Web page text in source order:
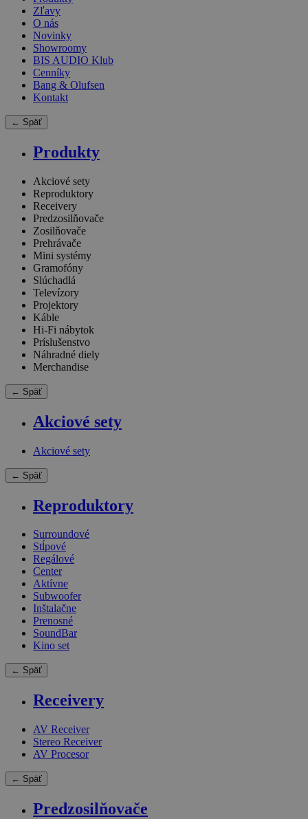
Zľavy
O nás
Novinky
Showroomy
BIS AUDIO Klub
Cenníky
Bang & Olufsen
Kontakt
← Späť
Produkty
Akciové sety
Reproduktory
Receivery
Predzosilňovače
Zosilňovače
Prehrávače
Mini systémy
Gramofóny
Slúchadlá
Televízory
Projektory
Káble
Hi-Fi nábytok
Príslušenstvo
Náhradné diely
Merchandise
← Späť
Akciové sety
Akciové sety
← Späť
Reproduktory
Surroundové
Stĺpové
Regálové
Center
Aktívne
Subwoofer
Inštalačne
Prenosné
SoundBar
Kino set
← Späť
Receivery
AV Receiver
Stereo Receiver
AV Procesor
← Späť
Predzosilňovače